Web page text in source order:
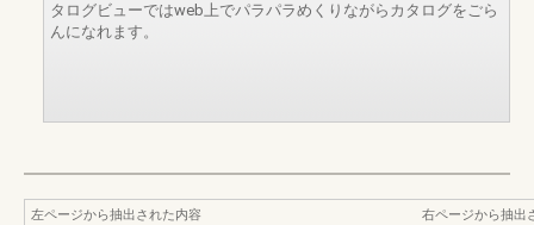
タログビューではweb上でパラパラめくりながらカタログをごら
んになれます。
左ページから抽出された内容
右ページから抽出